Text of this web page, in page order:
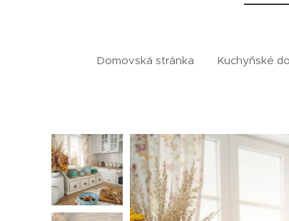
Domovská stránka Kuchyňské